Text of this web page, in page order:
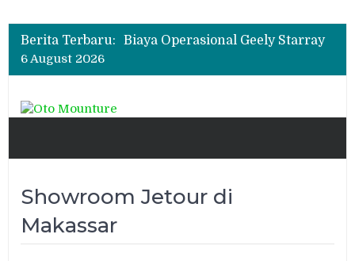
Berita Terbaru:
Biaya Operasional Geely Starray
Jarak Tempuh Tembus 1.000 Km
Cloud EV SE, Harga Mulai Rp299
6 August 2026
Showroom Jetour di
Makassar